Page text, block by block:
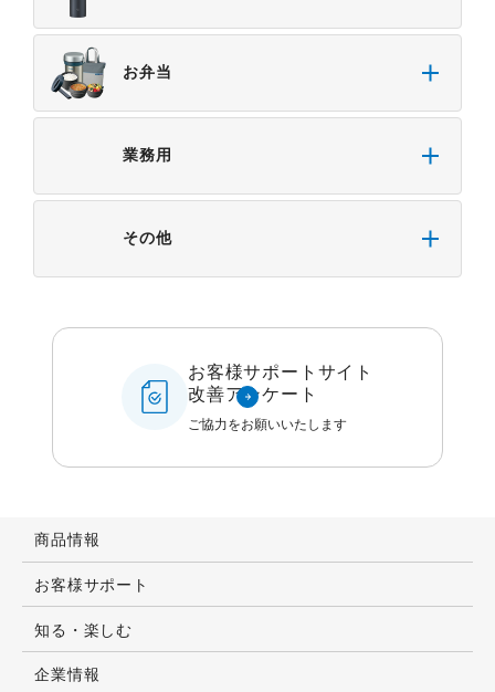
・掲載された情報が常に最新のものであること。
・本サイトをご利用になったこと、またはご利用に
なれなかったことにより生じる一切の損害。
・予告なしにサーバーの停止、本サービスの変更ま
って生じる一切の損害。
お弁当
業務用
その他
お客様サポートサイト
改善アンケート
ご協力をお願いいたします
商品情報
お客様サポート
知る・楽しむ
企業情報